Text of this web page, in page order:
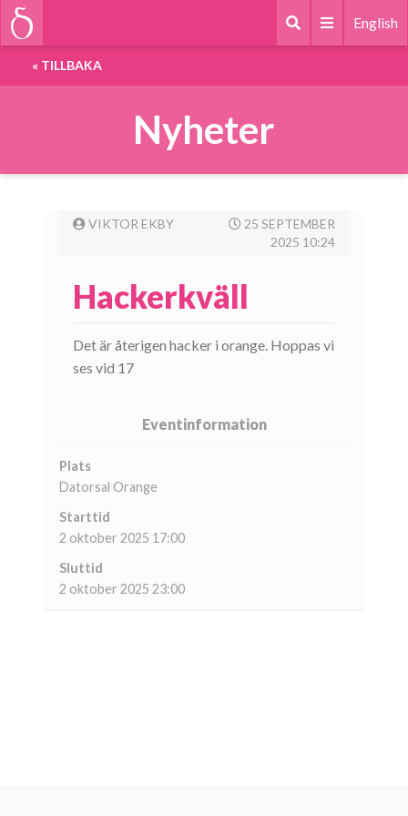
English
« TILLBAKA
Nyheter
VIKTOR EKBY
25 SEPTEMBER
2025 10:24
Hackerkväll
Det är återigen hacker i orange. Hoppas vi
ses vid 17
Eventinformation
Plats
Datorsal Orange
Starttid
2 oktober 2025 17:00
Sluttid
2 oktober 2025 23:00